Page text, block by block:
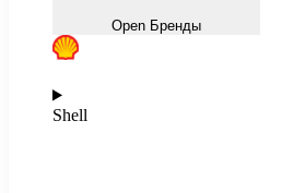
Open Бренды
Shell